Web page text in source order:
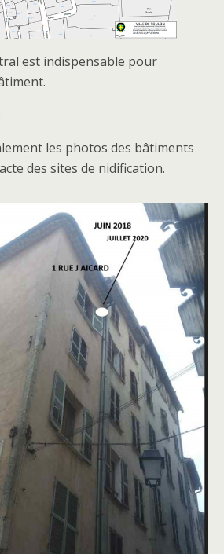
est indispensable pour
les photos des bâtiments
des sites de nidification.